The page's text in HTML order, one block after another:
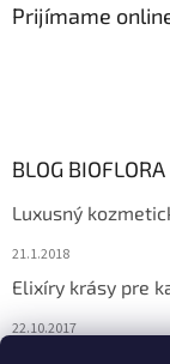
Prijímame
BLOG BIOFLORA
Luxusný
21.1.2018
Elixíry krásy pre
22.10.2017